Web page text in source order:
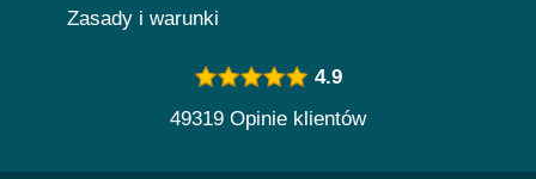
Zasady i warunki
4.9
49319 Opinie klientów